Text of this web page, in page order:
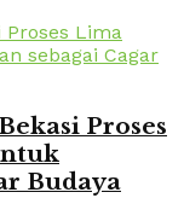
Proses
Budaya